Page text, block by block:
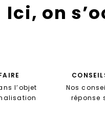
Ici, on
l’objet
Nos
réponse